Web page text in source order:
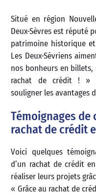
Situé en région
Deux-Sèvres est réputé
patrimoine historique
Les Deux-Sévriens
nos bonheurs en billets,
rachat de crédit ! »
souligner les avantages
Témoignages
rachat de crédit
Voici quelques
d’un rachat de crédit
réaliser leurs projets
« Grâce au rachat de